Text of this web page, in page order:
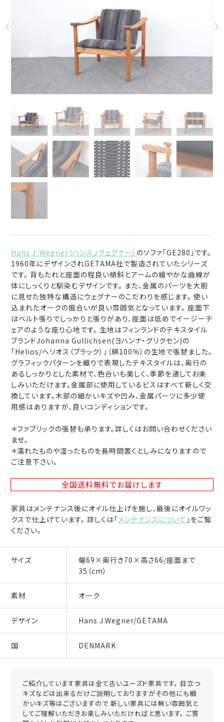
Hans J .Wegner（ハンスＪウェグナー） のソファ「GE280」です。
1960年にデザインされGETAMA社で製造されていたシリーズ
です。 背もたれと座面の程良い傾斜とアームの緩やかな曲線が
体にしっくりと馴染むデザインです。 また、金属のパーツを大胆
に見せた独特な構造にウェグナーのこだわりを感じます。 使い
込まれたオークの風合いが良い雰囲気となっています。 座面下
はベルト張りでしっかりと張りがあり、座面は低めでイージーチ
ェアのような座り心地です。 生地はフィンランドのテキスタイル
ブランドJohanna Gullichsen(ヨハンナ・グリクセン)の
「Helios/ヘリオス（ブラック）」（綿100％）の生地で張替ました。
グラフィックパターンを織りで表現したテキスタイルは、奥行の
あるしっかりとした素材で、色合いも美しく、季節を通してお楽
しみいただけます。金属部に使用しているビスはすべて新しく交
換しています。木部の細かいキズや凹み、金属パーツに多少使
用感はありますが、良いコンディションです。
＊ファブリックの張替も承ります。詳しくはお問い合わせください
ませ。
＊濡れたものや湿ったものを長時間置くとしみになりますので
ご注意下さい。
全国送料無料でお届けします
家具はメンテナンス後にオイル仕上げを施し、最後にオイルワッ
クスで仕上げています。 詳しくは「メンテナンスについて 」をご覧
ください。
サイズ
幅69×奥行き70×高さ66/座面まで
35（cm）
素材 オーク
デザイン Hans J.Wegner/GETAMA
国 DENMARK
ご紹介しています家具は全て古いユーズド家具です。 目立つ
キズなどは出来るだけご説明しておりますがその他にも細
かいキズ等はございますので 新しい家具には無い雰囲気と
してご理解いただきお楽しみいただければと思います。 ご質